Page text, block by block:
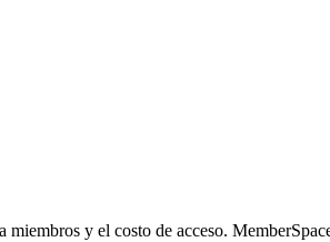
y el costo de acceso.